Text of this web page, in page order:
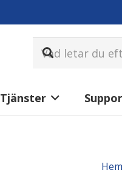
Tjänster
Hem